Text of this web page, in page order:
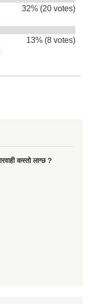
32% (20 votes)
13% (8 votes)
कस्तो लाग्छ ?